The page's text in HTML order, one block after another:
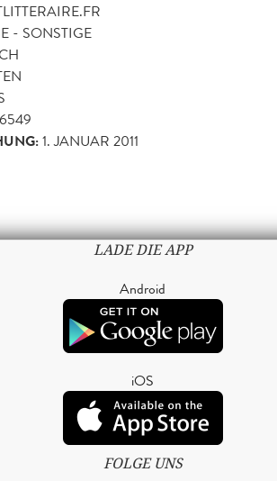
- SONSTIGE
1. JANUAR 2011
LADE DIE APP
Android
iOS
FOLGE UNS